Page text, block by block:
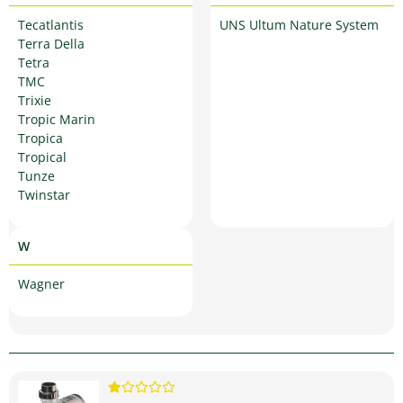
Tecatlantis
Terra Della
Tetra
TMC
Trixie
Tropic Marin
Tropica
Tropical
Tunze
Twinstar
UNS Ultum Nature System
W
Wagner